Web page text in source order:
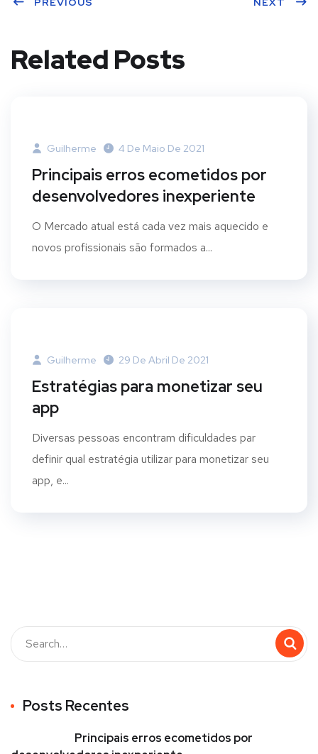
Related Posts
Guilherme 4 De Maio De 2021
Principais erros ecometidos por
desenvolvedores inexperiente
O Mercado atual está cada vez mais aquecido e
novos profissionais são formados a...
Guilherme 29 De Abril De 2021
Estratégias para monetizar seu
app
Diversas pessoas encontram dificuldades par
definir qual estratégia utilizar para monetizar seu
app, e...
Posts Recentes
Principais erros ecometidos por